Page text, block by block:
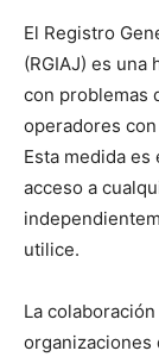
El Registro
(RGIAJ) es
con problemas
operadores
Esta medida
acceso a
utilice.
La
organizaciones